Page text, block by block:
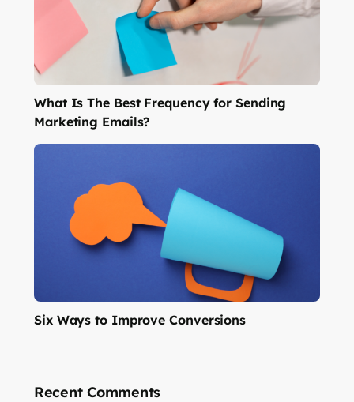
What Is The Best Frequency for Sending
Marketing Emails?
Six Ways to Improve Conversions
Recent Comments